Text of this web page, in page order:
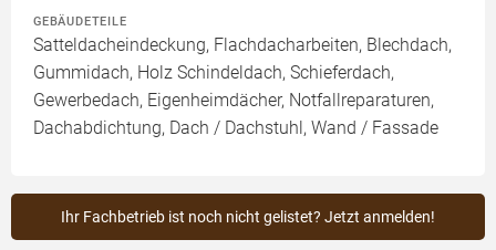
GEBÄUDETEILE
Satteldacheindeckung, Flachdacharbeiten, Blechdach,
Gummidach, Holz Schindeldach, Schieferdach,
Gewerbedach, Eigenheimdächer, Notfallreparaturen,
Dachabdichtung, Dach / Dachstuhl, Wand / Fassade
Ihr Fachbetrieb ist noch nicht gelistet? Jetzt anmelden!